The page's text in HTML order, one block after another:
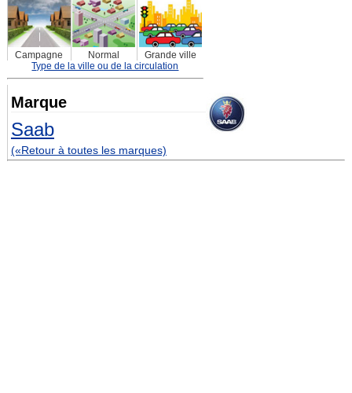
Campagne Normal
Grande ville
Type de la ville ou de la circulation
Marque
Saab
(«Retour à toutes les marques)